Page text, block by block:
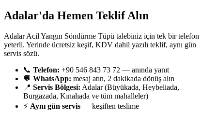
Adalar'da Hemen Teklif Alın
Adalar Acil Yangın Söndürme Tüpü talebiniz için tek bir telefon
yeterli. Yerinde ücretsiz keşif, KDV dahil yazılı teklif, aynı gün
servis sözü.
📞 Telefon: +90 546 843 73 72 — anında yanıt
💬 WhatsApp: mesaj atın, 2 dakikada dönüş alın
📍 Servis Bölgesi: Adalar (Büyükada, Heybeliada,
Burgazada, Kınalıada ve tüm mahalleler)
⚡ Aynı gün servis — keşiften teslime